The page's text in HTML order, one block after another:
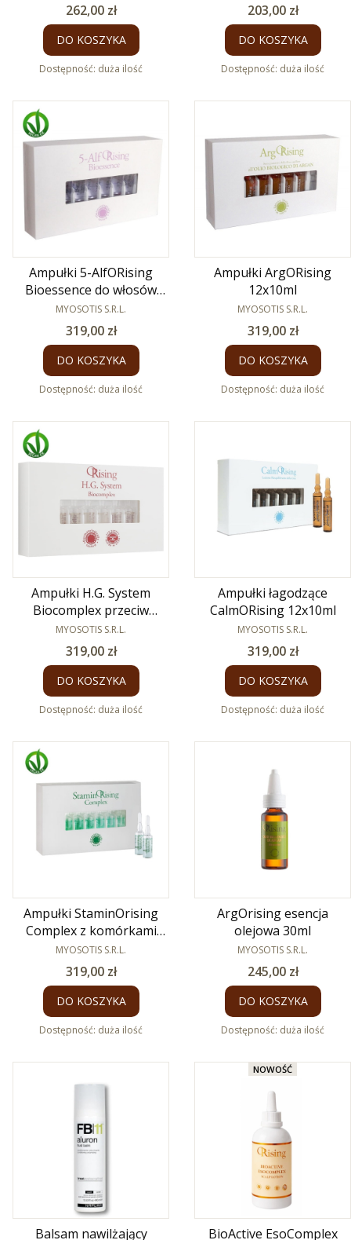
Cena
262,00 zł
DO KOSZYKA
Dostępność: duża ilość
Cena
203,00 zł
DO KOSZYKA
Dostępność: duża ilość
Ampułki 5-AlfORising
Bioessence do włosów
wypadających 12x7 ml
PRODUCENT
MYOSOTIS S.R.L.
Cena
319,00 zł
DO KOSZYKA
Dostępność: duża ilość
Ampułki ArgORising
12x10ml
PRODUCENT
MYOSOTIS S.R.L.
Cena
319,00 zł
DO KOSZYKA
Dostępność: duża ilość
Ampułki H.G. System
Biocomplex przeciw
wypadaniu włosów 12x7ml
PRODUCENT
MYOSOTIS S.R.L.
Cena
319,00 zł
DO KOSZYKA
Dostępność: duża ilość
Ampułki łagodzące
CalmORising 12x10ml
PRODUCENT
MYOSOTIS S.R.L.
Cena
319,00 zł
DO KOSZYKA
Dostępność: duża ilość
Ampułki StaminOrising
Complex z komórkami
macierzystymi 12x7ml
PRODUCENT
MYOSOTIS S.R.L.
Cena
319,00 zł
DO KOSZYKA
Dostępność: duża ilość
ArgOrising esencja
olejowa 30ml
PRODUCENT
MYOSOTIS S.R.L.
Cena
245,00 zł
DO KOSZYKA
Dostępność: duża ilość
Balsam nawilżający
NOWOŚĆ
BioActive EsoComplex